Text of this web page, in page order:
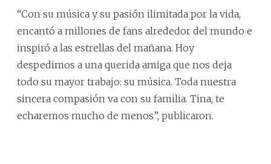
“Con su música y su pasión ilimitada por la vida,
encantó a millones de fans alrededor del mundo e
inspiró a las estrellas del mañana. Hoy
despedimos a una querida amiga que nos deja
todo su mayor trabajo: su música. Toda nuestra
sincera compasión va con su familia. Tina, te
echaremos mucho de menos”, publicaron.